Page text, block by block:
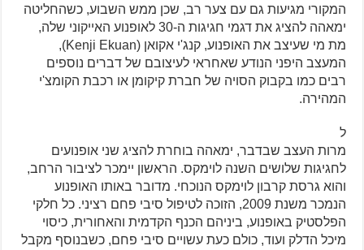
המקורי מגיעות גם עם צער רב, שכן ממש השבוע, כשהחליטה
ימאהה להציג את דגמי חגיגות ה-30 לאופנוע האייקוני שלה,
מת מי שעיצב את האופנוע, קנג'י אקואן (Kenji Ekuan),
המעצב היפני הנודע שאחראי לעיצובם של דברים נוספים
רבים כמו בקבוק הסויה של חברת קיקומן או רכבת הקומצ'י
המהירה.
ל
מרות העצב שבדבר, ימאהה בוחרת להציג שני אופנועים
לחגיגות שלושים השנה לוימקס. הראשון יימכר לציבור הרחב,
והוא גרסת קרבון לוימקס הנוכחי. מדובר באותו האופנוע
הנמכר משנת 2009, הזוכה לטיפול סיבי פחם רציני. כל חלקי
הפלסטיק באופנוע, ביניהם הכנף הקדמית והאחורית, כיסוי
מיכל הדלק ועוד, כולם כעת עשויים סיבי פחם, כשבנוסף מקבל